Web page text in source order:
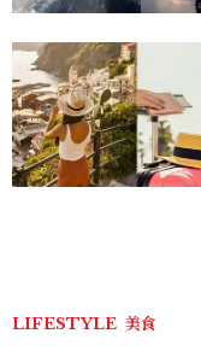
LIFESTYLE 美食